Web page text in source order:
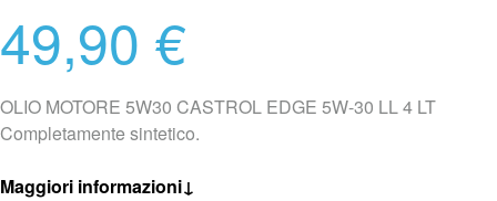
49,90 €
OLIO MOTORE 5W30 CASTROL EDGE 5W-30 LL 4 LT
Completamente sintetico.
Maggiori informazioni↓